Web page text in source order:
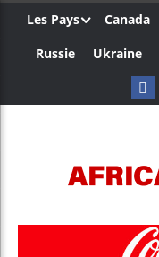
Les Pays Canada
Russie
Ukraine